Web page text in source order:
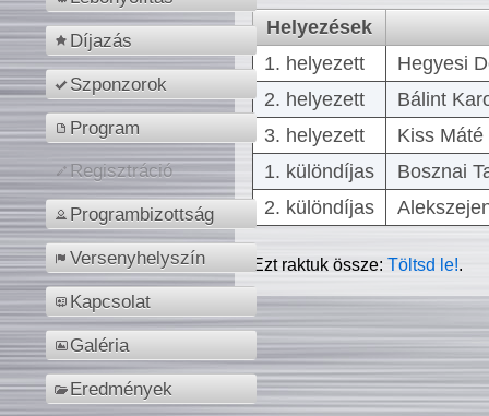
Díjazás
Szponzorok
Program
Regisztráció
Programbizottság
Versenyhelyszín
Kapcsolat
Galéria
Eredmények
Helyezések
1. helyezett
Hegyesi
2. helyezett
Bálint
3. helyezett
Kiss
1. különdíjas
Bosznai
2. különdíjas
Ezt raktuk össze:Töltsd le!.